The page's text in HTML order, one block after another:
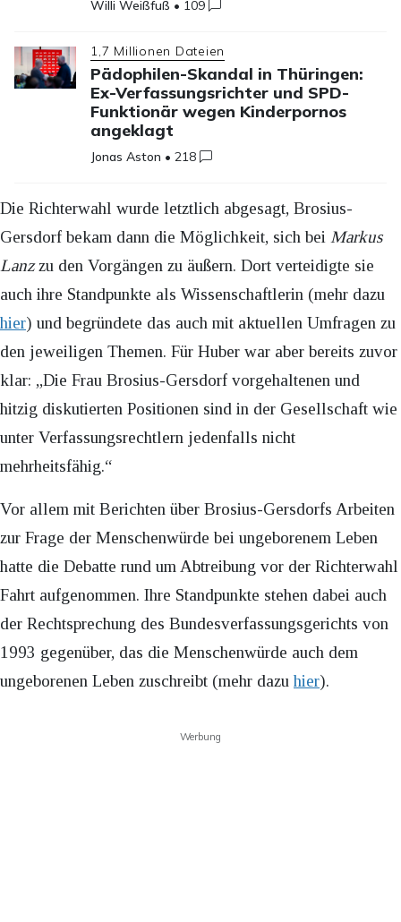
Willi Weißfuß • 109
1,7 Millionen Dateien
Pädophilen-Skandal in Thüringen:
Ex-Verfassungsrichter und SPD-
Funktionär wegen Kinderpornos
angeklagt
Jonas Aston •218
Die Richterwahl wurde letztlich abgesagt, Brosius-
Gersdorf bekam dann die Möglichkeit, sich bei Markus
Lanzzu den Vorgängen zu äußern. Dort verteidigte sie
auch ihre Standpunkte als Wissenschaftlerin (mehr dazu
hier) und begründete das auch mit aktuellen Umfragen zu
den jeweiligen Themen. Für Huber war aber bereits zuvor
klar: „Die Frau Brosius-Gersdorf vorgehaltenen und
hitzig diskutierten Positionen sind in der Gesellschaft wie
unter Verfassungsrechtlern jedenfalls nicht
mehrheitsfähig.“
Vor allem mit Berichten über Brosius-Gersdorfs Arbeiten
zur Frage der Menschenwürde bei ungeborenem Leben
hatte die Debatte rund um Abtreibung vor der Richterwahl
Fahrt aufgenommen. Ihre Standpunkte stehen dabei auch
der Rechtsprechung des Bundesverfassungsgerichts von
1993 gegenüber, das die Menschenwürde auch dem
ungeborenen Leben zuschreibt (mehr dazuhier).
Werbung